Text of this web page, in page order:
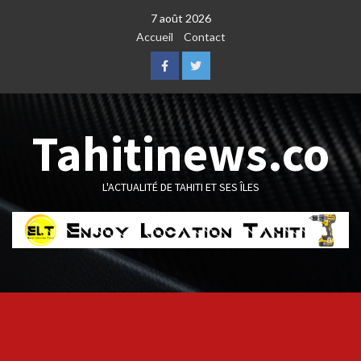
7 août 2026
Accueil
Contact
FacebookTwitter
Tahitinews.co
L'ACTUALITÉ DE TAHITI ET SES ÎLES